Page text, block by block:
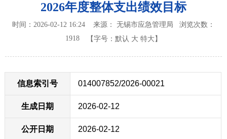
2026年度整体支出绩效目标
时间：2026-02-12 16:24 来源： 无锡市应急管理局 浏览次数：
1918
【字号： 默认 大 特大 】
信息索引号 014007852/2026-00021
生成日期 2026-02-12
公开日期 2026-02-12